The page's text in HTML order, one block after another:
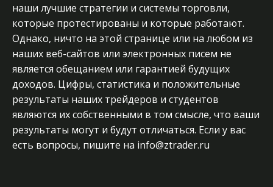
наши лучшие стратегии и системы торговли,
которые протестированы и которые работают.
Однако, ничто на этой странице или на любом из
наших веб-сайтов или электронных писем не
является обещанием или гарантией будущих
доходов. Цифры, статистика и положительные
результаты наших трейдеров и студентов
являются их собственными в том смысле, что ваши
результаты могут и будут отличаться. Если у вас
есть вопросы, пишите на info@ztrader.ru